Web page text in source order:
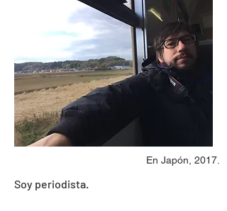
En Japón, 2017.
Soy periodista.